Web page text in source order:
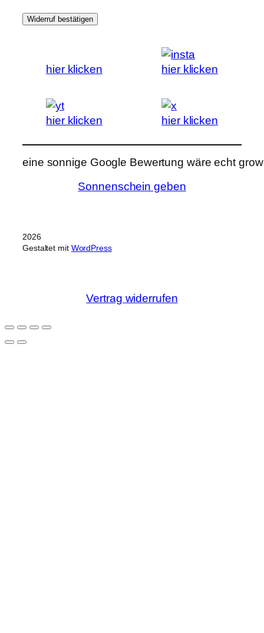
Widerruf bestätigen
hier klicken hier klicken
hier klicken hier klicken
eine sonnige Google Bewertung wäre echt
Sonnenschein geben
2026
Gestaltet mit WordPress
Vertrag widerrufen